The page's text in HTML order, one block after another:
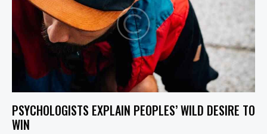
PSYCHOLOGISTS EXPLAIN PEOPLES’ WILD DESIRE TO
WIN